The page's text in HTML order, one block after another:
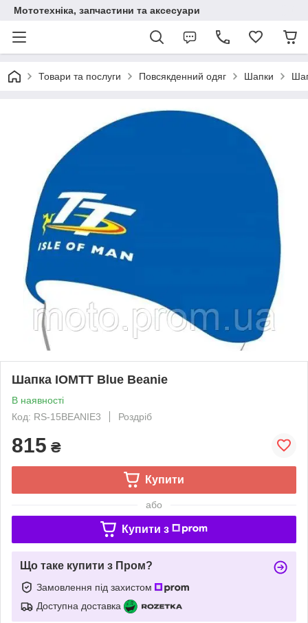
Мототехніка, запчастини та аксесуари
Товари та послуги Повсякденний одяг Шапки
Шапка IOMTT Blue Beanie
В наявності
Код: RS-15BEANIE3
Роздріб
815 ₴
Купити
або
Купити з
Що таке купити з Пром?
Замовлення під захистом
Доступна доставка